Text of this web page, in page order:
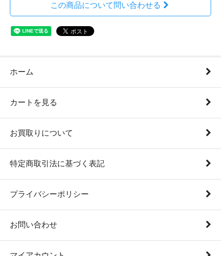
この商品について問い合わせる
ホーム
カートを見る
お買取りについて
特定商取引法に基づく表記
プライバシーポリシー
お問い合わせ